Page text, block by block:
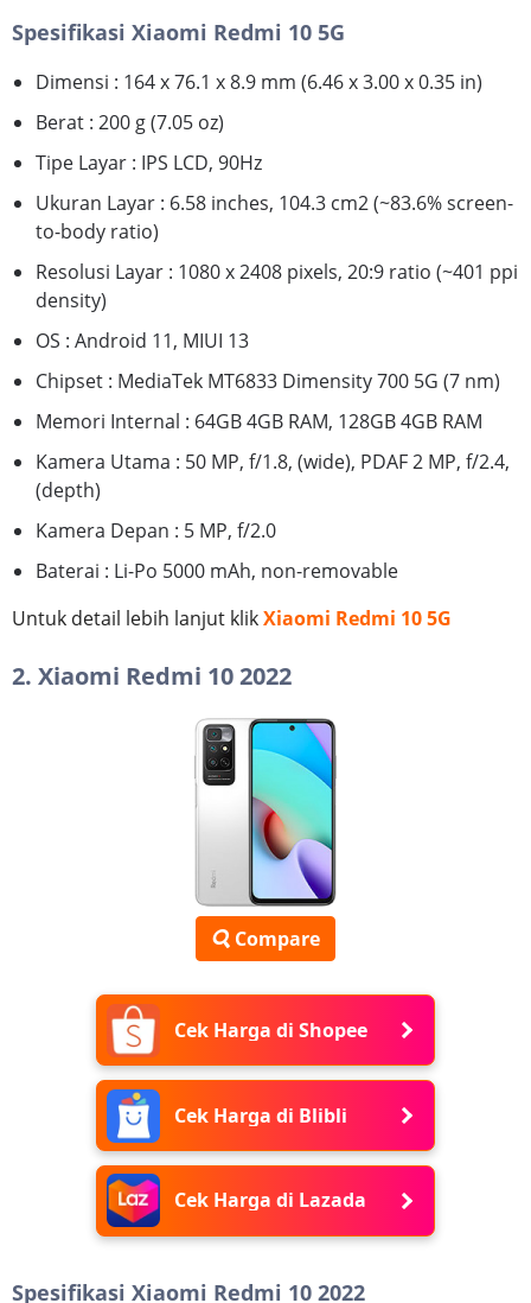
Spesifikasi Xiaomi Redmi 10 5G
Dimensi : 164 x 76.1 x 8.9 mm (6.46 x 3.00 x 0.35 in)
Berat : 200 g (7.05 oz)
Tipe Layar : IPS LCD, 90Hz
Ukuran Layar : 6.58 inches, 104.3 cm2 (~83.6% screen-
to-body ratio)
Resolusi Layar : 1080 x 2408 pixels, 20:9 ratio (~401 ppi
density)
OS : Android 11, MIUI 13
Chipset : MediaTek MT6833 Dimensity 700 5G (7 nm)
Memori Internal : 64GB 4GB RAM, 128GB 4GB RAM
Kamera Utama : 50 MP, f/1.8, (wide), PDAF 2 MP, f/2.4,
(depth)
Kamera Depan : 5 MP, f/2.0
Baterai : Li-Po 5000 mAh, non-removable
Untuk detail lebih lanjut klikXiaomi Redmi 10 5G
2. Xiaomi Redmi 10 2022
Compare
Cek Harga di Shopee
Cek Harga di Blibli
Cek Harga di Lazada
Spesifikasi Xiaomi Redmi 10 2022